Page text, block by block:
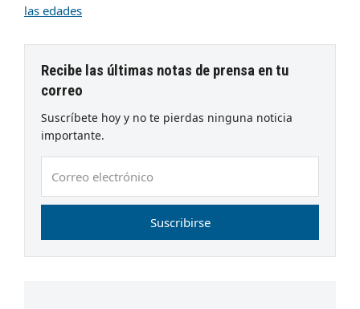
las edades
Recibe las últimas notas de prensa en tu
correo
Suscríbete hoy y no te pierdas ninguna noticia
importante.
electrónico
Suscribirse